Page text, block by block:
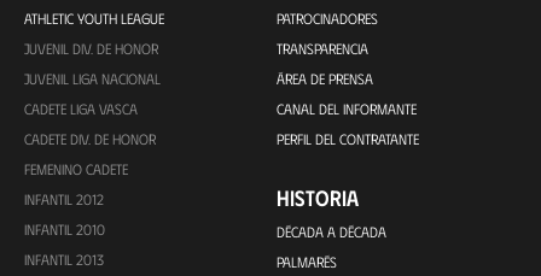
ATHLETIC YOUTH LEAGUE
JUVENIL DIV. DE HONOR
JUVENIL LIGA NACIONAL
CADETE LIGA VASCA
CADETE DIV. DE HONOR
FEMENINO CADETE
INFANTIL 2012
INFANTIL 2010
INFANTIL 2013
PATROCINADORES
TRANSPARENCIA
ÁREA DE PRENSA
CANAL DEL INFORMANTE
PERFIL DEL CONTRATANTE
HISTORIA
DÉCADA A DÉCADA
PALMARÉS